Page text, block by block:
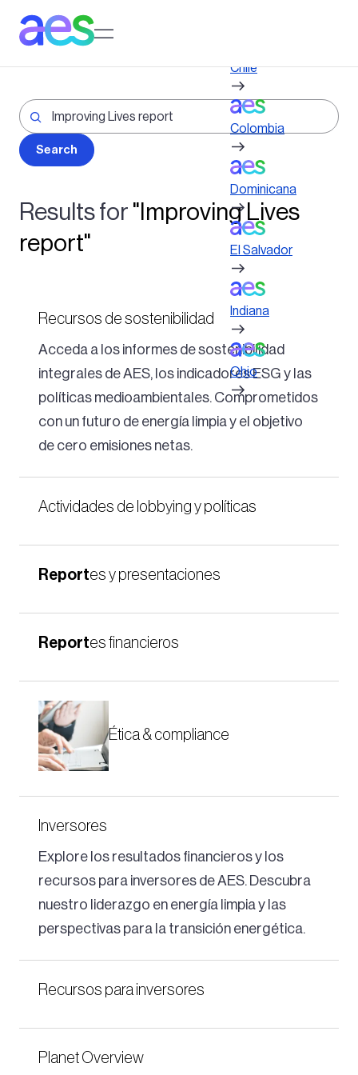
contenido
Results for "Improving Lives
report"
Recursos de sostenibilidad
Acceda a los informes de sostenibilidad
integrales de AES, los indicadores ESG y las
políticas medioambientales. Comprometidos
con un futuro de energía limpia y el objetivo
de cero emisiones netas.
Actividades de lobbying y políticas
Reportes y presentaciones
Reportes financieros
Ética & compliance
Inversores
Explore los resultados financieros y los
recursos para inversores de AES. Descubra
nuestro liderazgo en energía limpia y las
perspectivas para la transición energética.
Recursos para inversores
Planet Overview
Chile
Colombia
Dominicana
El Salvador
Indiana
Ohio